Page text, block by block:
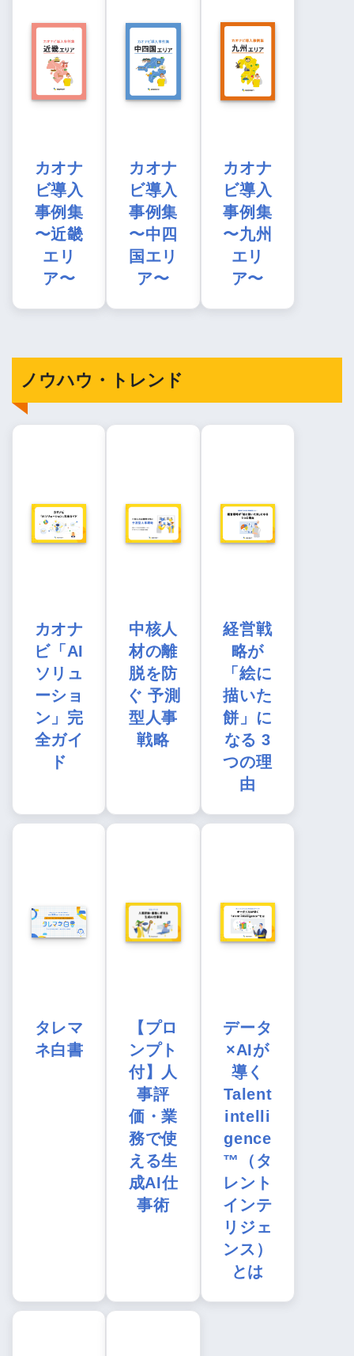
カオナ
ビ導入
事例集
〜近畿
エリ
ア〜
カオナ
ビ導入
事例集
〜中四
国エリ
ア〜
カオナ
ビ導入
事例集
〜九州
エリ
ア〜
ノウハウ・トレンド
カオナ
ビ「AI
ソリュ
ーショ
ン」完
全ガイ
ド
中核人
材の離
脱を防
ぐ 予測
型人事
戦略
経営戦
略が
「絵に
描いた
餅」に
なる 3
つの理
由
タレマ
ネ白書
【プロ
ンプト
付】人
事評
価・業
務で使
える生
成AI仕
事術
データ
×AIが
導く
Talent
intelli
gence
™（タ
レント
インテ
リジェ
ンス）
とは